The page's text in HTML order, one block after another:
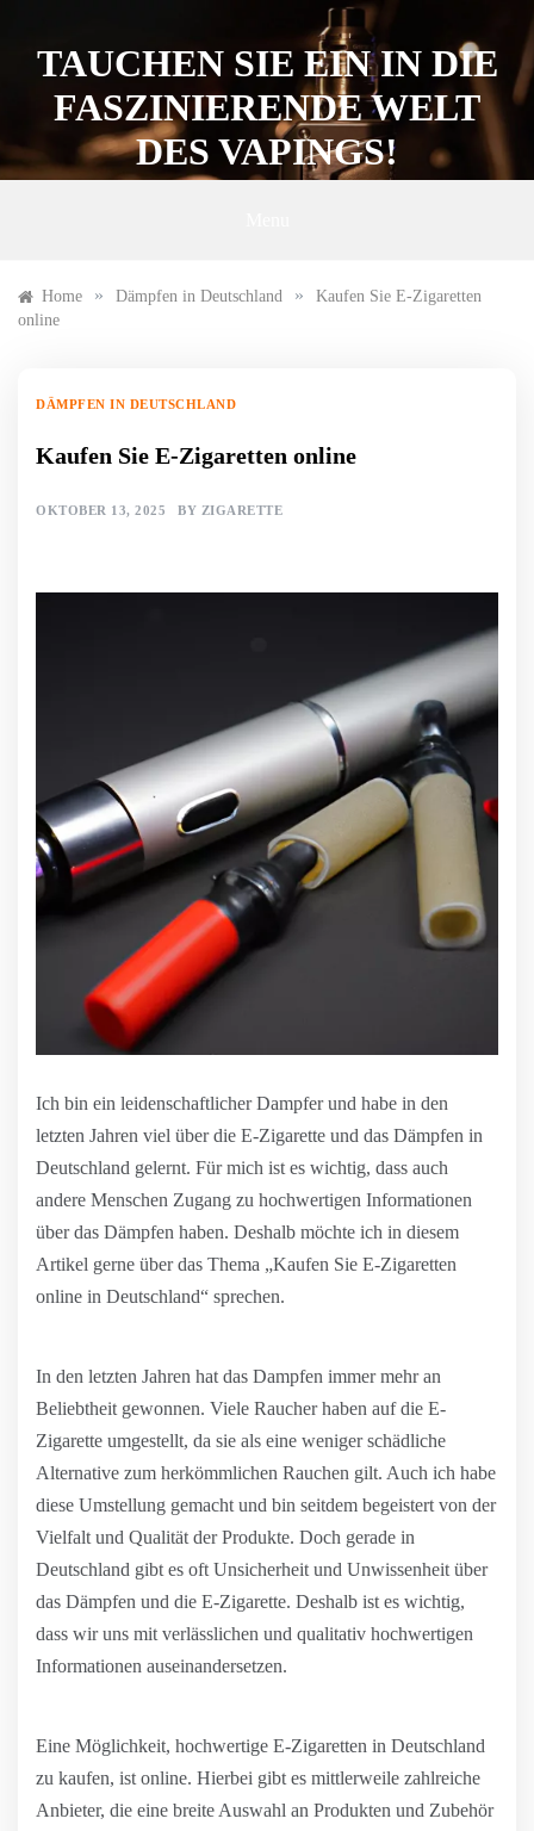
contentTAUCHEN SIE EIN IN DIE
FASZINIERENDE WELT
DES VAPINGS!
Home » Dämpfen in Deutschland »
Kaufen Sie E-Zigaretten
online
DÄMPFEN IN DEUTSCHLAND
Kaufen Sie E-Zigaretten online
OKTOBER 13, 2025 BY ZIGARETTE
Ich bin ein leidenschaftlicher Dampfer und habe in den
letzten Jahren viel über die E-Zigarette und das Dämpfen in
Deutschland gelernt. Für mich ist es wichtig, dass auch
andere Menschen Zugang zu hochwertigen Informationen
über das Dämpfen haben. Deshalb möchte ich in diesem
Artikel gerne über das Thema „Kaufen Sie E-Zigaretten
online in Deutschland“ sprechen.
In den letzten Jahren hat das Dampfen immer mehr an
Beliebtheit gewonnen. Viele Raucher haben auf die E-
Zigarette umgestellt, da sie als eine weniger schädliche
Alternative zum herkömmlichen Rauchen gilt. Auch ich habe
diese Umstellung gemacht und bin seitdem begeistert von der
Vielfalt und Qualität der Produkte. Doch gerade in
Deutschland gibt es oft Unsicherheit und Unwissenheit über
das Dämpfen und die E-Zigarette. Deshalb ist es wichtig,
dass wir uns mit verlässlichen und qualitativ hochwertigen
Informationen auseinandersetzen.
Eine Möglichkeit, hochwertige E-Zigaretten in Deutschland
zu kaufen, ist online. Hierbei gibt es mittlerweile zahlreiche
Anbieter, die eine breite Auswahl an Produkten und Zubehör